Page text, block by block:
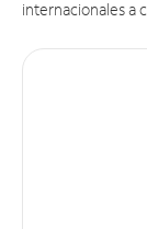
internacionales a